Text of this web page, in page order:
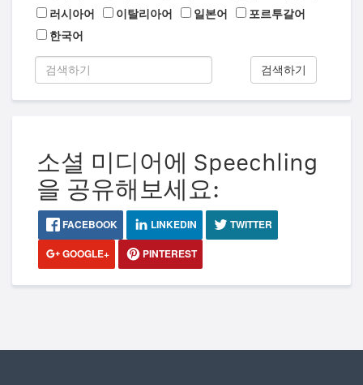
러시아어
이탈리아어 일본어
포르투갈어
한국어
검색하기
소셜 미디어에 Speechling
을 공유해보세요:
FACEBOOK LINKEDIN
TWITTER
GOOGLE+
PINTEREST